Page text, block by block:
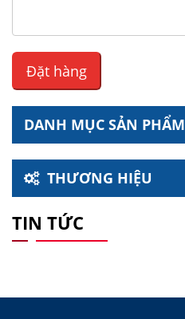
DANH MỤC SẢN PHẨM
THƯƠNG HIỆU
TIN TỨC